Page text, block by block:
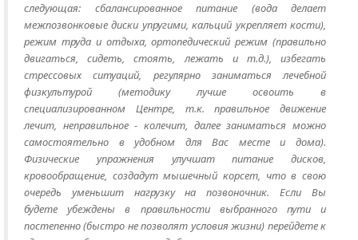
следующая: сбалансированное питание (вода делает
межпозвонковые диски упругими, кальций укрепляет кости),
режим труда и отдыха, ортопедический режим (правильно
двигаться, сидеть, стоять, лежать и т.д.), избегать
стрессовых ситуаций, регулярно заниматься лечебной
физкультурой (методику лучше освоить в
специализированном Центре, т.к. правильное движение
лечит, неправильное - колечит, далее заниматься можно
самостоятельно в удобном для Вас месте и дома).
Физические упражнения улучшат питание дисков,
кровообращение, создадут мышечный корсет, что в свою
очередь уменьшит нагрузку на позвоночник. Если Вы
будете убеждены в правильности выбранного пути и
постепенно (быстро не позволят условия жизни) перейдете к